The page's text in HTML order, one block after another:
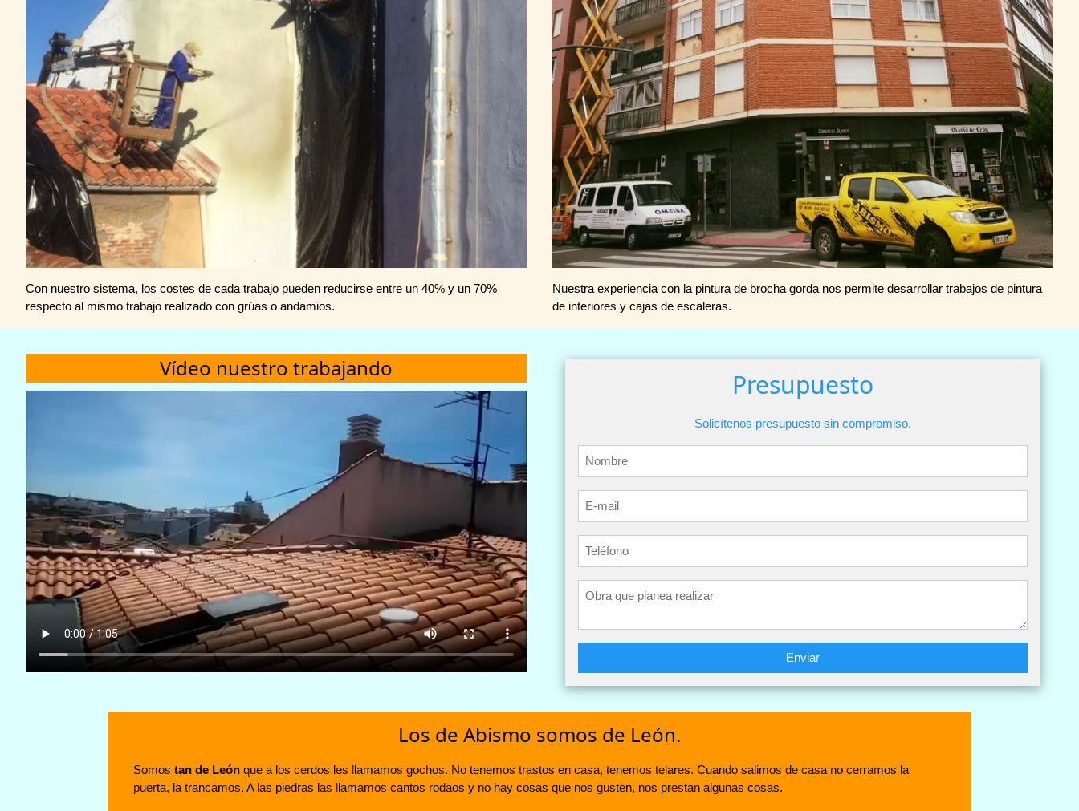
Con nuestro sistema, los costes de cada trabajo pueden reducirse entre un 40% y un 70%
respecto al mismo trabajo realizado con grúas o andamios.
Nuestra experiencia con la pintura de brocha gorda nos permite desarrollar trabajos de pintura
de interiores y cajas de escaleras.
Vídeo nuestro trabajando
Presupuesto
Solicítenos presupuesto sin compromiso.
Enviar
Los de Abismo somos de León.
Somostan de León que a los cerdos les llamamos gochos. No tenemos trastos en casa, tenemos telares. Cuando salimos de casa no cerramos la
puerta, la trancamos. A las piedras las llamamos cantos rodaos y no hay cosas que nos gusten, nos prestan algunas cosas.